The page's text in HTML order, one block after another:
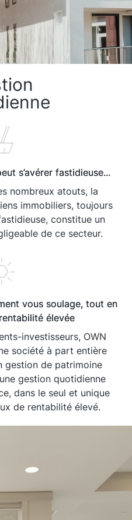
s’avérer fastidieuse...
nombreux atouts, la
immobiliers, toujours
constitue un
de ce secteur.
vous soulage, tout en
élevée
investisseurs, OWN
société à part entière
gestion de patrimoine
gestion quotidienne
dans le seul et unique
de rentabilité élevé.